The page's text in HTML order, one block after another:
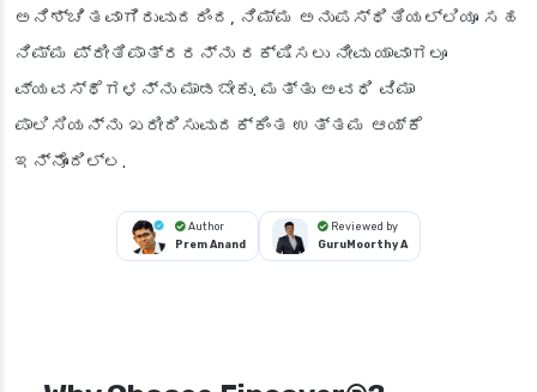
ಅನಿಶ್ಚಿತವಾಗಿರುವುದರಿಂದ, ನಿಮ್ಮ ಅನುಪಸ್ಥಿತಿಯಲ್ಲಿಯೂ ಸಹ
ನಿಮ್ಮ ಪ್ರೀತಿಪಾತ್ರರನ್ನು ರಕ್ಷಿಸಲು ನೀವು ಯಾವಾಗಲೂ
ವ್ಯವಸ್ಥೆಗಳನ್ನು ಮಾಡಬೇಕು. ಮತ್ತು ಅವಧಿ ವಿಮಾ
ಪಾಲಿಸಿಯನ್ನು ಖರೀದಿಸುವುದಕ್ಕಿಂತ ಉತ್ತಮ ಆಯ್ಕೆ
ಇನ್ನೊಂದಿಲ್ಲ.
Author
Prem Anand
Reviewed by
GuruMoorthy A